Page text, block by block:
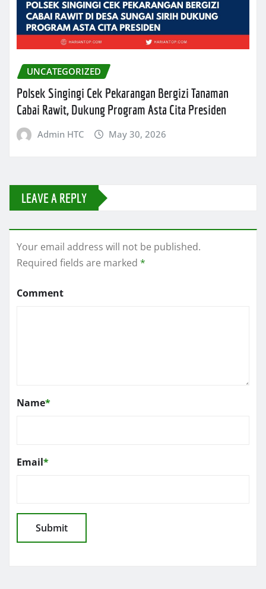
UNCATEGORIZED
Polsek Singingi Cek Pekarangan Bergizi Tanaman
Cabai Rawit, Dukung Program Asta Cita Presiden
Admin HTC May 30, 2026
LEAVE A REPLY
Your email address will not be published.
Required fields are marked *
Comment
Name*
Email*